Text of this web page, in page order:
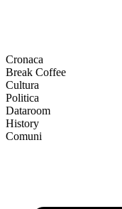
Cronaca
Break Coffee
Cultura
Politica
Dataroom
History
Comuni